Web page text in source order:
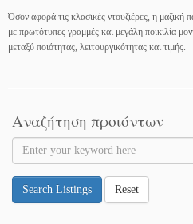
Όσον αφορά τις κλασικές ντουζιέρες, η μαζική
με πρωτότυπες γραμμές και μεγάλη ποικιλία
μεταξύ ποιότητας, λειτουργικότητας και τιμής.
Αναζήτηση προιόντων
Search Listings Reset